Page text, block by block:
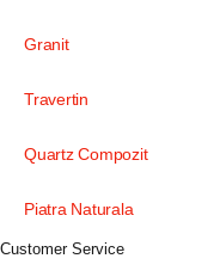
Granit
Travertin
Quartz Compozit
Piatra Naturala
Customer Service